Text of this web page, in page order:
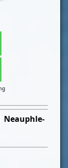
Neauphle-